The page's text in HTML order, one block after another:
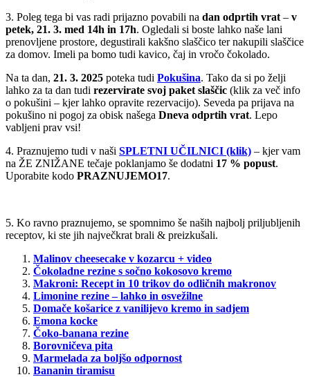
3. Poleg tega bi vas radi prijazno povabili na dan odprtih vrat – v
petek, 21. 3. med 14h in 17h. Ogledali si boste lahko naše lani
prenovljene prostore, degustirali kakšno slaščico ter nakupili slaščice
za domov. Imeli pa bomo tudi kavico, čaj in vročo čokolado.
Na ta dan, 21. 3. 2025 poteka tudi Pokušina. Tako da si po želji
lahko za ta dan tudi rezervirate svoj paket slaščic (klik za več info
o pokušini – kjer lahko opravite rezervacijo). Seveda pa prijava na
pokušino ni pogoj za obisk našega Dneva odprtih vrat. Lepo
vabljeni prav vsi!
4. Praznujemo tudi v naši SPLETNI UČILNICI (klik) – kjer vam
na ŽE ZNIŽANE tečaje poklanjamo še dodatni 17 % popust.
Uporabite kodo PRAZNUJEMO17.
5. Ko ravno praznujemo, se spomnimo še naših najbolj priljubljenih
receptov, ki ste jih največkrat brali & preizkušali.
Malinov cheesecake v kozarcu + video
Čokoladne rezine s sočno kokosovo kremo
Makroni: Recept in 10 trikov do odličnih makronov
Limonine rezine – lahko in osvežilne
Domače košarice z vanilijevo kremo in sadjem
Emona kocke
Čoko-banana rezine
Borovničeva pita
Marmelada za boljšo odpornost
Bananin tiramisu